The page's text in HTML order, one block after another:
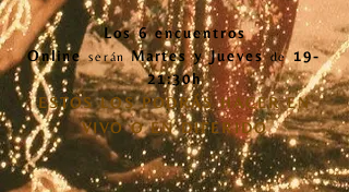
Los 6 encuentros
Online serán Martes y Juevesde19-
21:30h
ESTOS LOS PODRÁS HACER EN
VIVO O EN DIFERIDO